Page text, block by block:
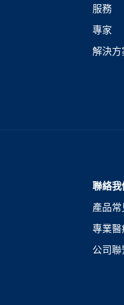
服務
專家
解決
聯絡
產品
專業
公司